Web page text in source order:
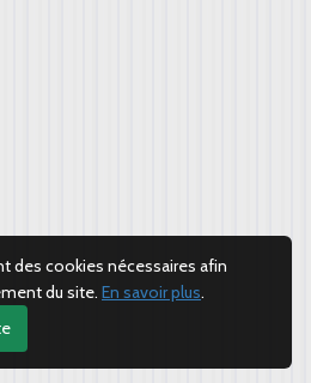
des cookies nécessaires afin
du site. En savoir plus.